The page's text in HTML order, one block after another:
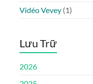
Vidéo Vevey (1)
Lưu Trữ
2026